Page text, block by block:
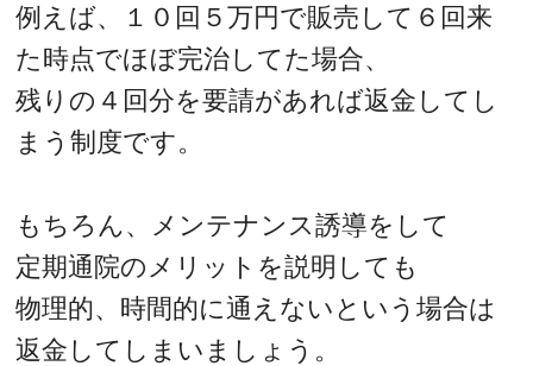
例えば、１０回５万円で販売して６回来
た時点でほぼ完治してた場合、
残りの４回分を要請があれば返金してし
まう制度です。
もちろん、メンテナンス誘導をして
定期通院のメリットを説明しても
物理的、時間的に通えないという場合は
返金してしまいましょう。